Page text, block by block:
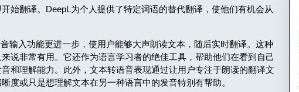
始翻译。DeepL为个人提供了特定词语的替代翻译，使他们有机会从
输入功能更进一步，使用户能够大声朗读文本，随后实时翻译。这种
说非常有用。它还作为语言学习者的绝佳工具，帮助他们在看到自己
和理解能力。此外，文本转语音表现通过让用户专注于朗读的翻译文
度或只是想理解文本在另一种语言中的发音特别有帮助。